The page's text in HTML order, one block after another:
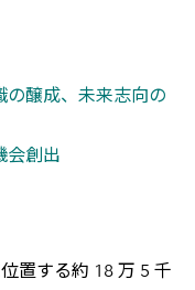
の醸成、未来志向の
会創出
置する約 18 万 5 千